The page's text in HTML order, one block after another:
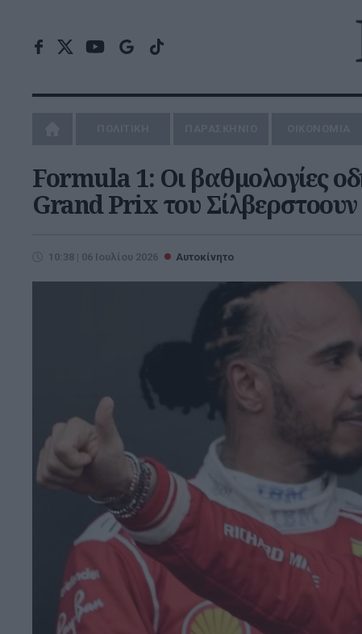
Formula 1: Οι βαθμολογίες
Grand Prix του Σίλβερστοουν
10:38 | 06 Ιουλίου 2026 Αυτοκίνητο